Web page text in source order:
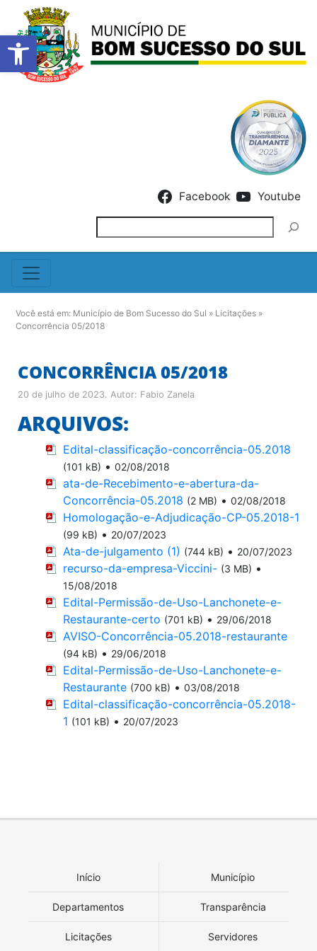
Barra de Ferramentas
Facebook Youtube
Você está em: Município de Bom Sucesso do Sul » Licitações »
Concorrência 05/2018
CONCORRÊNCIA 05/2018
20 de julho de 2023. Autor: Fabio Zanela
ARQUIVOS:
Edital-classificação-concorrência-05.2018
(101 kB) • 02/08/2018
ata-de-Recebimento-e-abertura-da-
Concorrência-05.2018 (2 MB) • 02/08/2018
Homologação-e-Adjudicação-CP-05.2018-1
(99 kB) • 20/07/2023
Ata-de-julgamento (1) (744 kB) • 20/07/2023
recurso-da-empresa-Viccini- (3 MB) •
15/08/2018
Edital-Permissão-de-Uso-Lanchonete-e-
Restaurante-certo (701 kB) • 29/06/2018
AVISO-Concorrência-05.2018-restaurante
(94 kB) • 29/06/2018
Edital-Permissão-de-Uso-Lanchonete-e-
Restaurante (700 kB) • 03/08/2018
Edital-classificação-concorrência-05.2018-
1 (101 kB) • 20/07/2023
Início Município
Departamentos Transparência
Licitações Servidores